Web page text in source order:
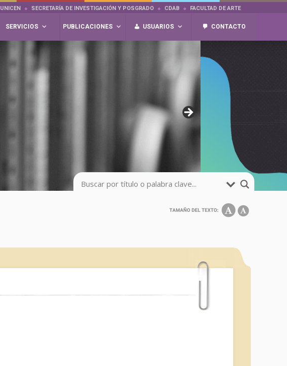
UNICEN SECRETARÍA DE INVESTIGACIÓN Y POSGRADO CDAB FACULTAD DE ARTE
SERVICIOS PUBLICACIONES USUARIOS CONTACTO